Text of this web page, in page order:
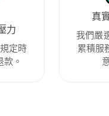
力
定時
。
真
我們嚴
累積服